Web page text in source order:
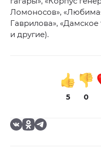
Ломоносов»,
Гаврилова»,
и другие).
5 0